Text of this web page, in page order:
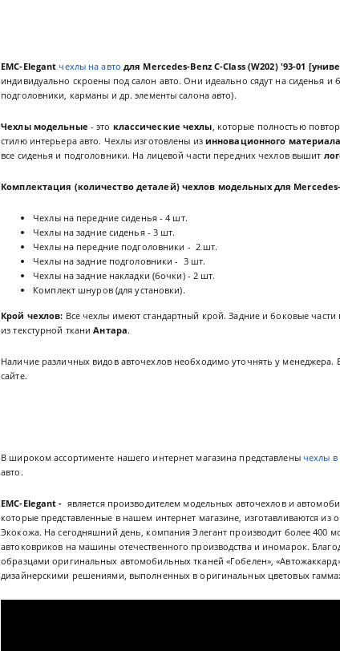
EMC-Elegantчехлы на авто для Mercedes-Benz C-Class (W202) '93-01
индивидуально скроены под салон авто. Они идеально сядут на сиденья
подголовники, карманы и др. элементы салона авто).
Чехлы модельные - это классические чехлы, которые полностью
стилю интерьера авто. Чехлы изготовлены из инновационного
все сиденья и подголовники. На лицевой части передних чехлов вышит
Комплектация (количество деталей) чехлов модельных для Mercedes-
Чехлы на передние сиденья - 4 шт.
Чехлы на задние сиденья - 3 шт.
Чехлы на передние подголовники - 2 шт.
Чехлы на задние подголовники - 3 шт.
Чехлы на задние накладки (бочки) - 2 шт.
Комплект шнуров (для установки).
Крой чехлов: Все чехлы имеют стандартный крой. Задние и боковые
из текстурной тканиАнтара.
Наличие различных видов авточехлов необходимо уточнять у
сайте.
В широком ассортименте нашего интернет магазина представлены чехлы в
авто.
EMC-Elegant - является производителем модельных авточехлов и
которые представленные в нашем интернет магазине, изготавливаются
Экокожа. На сегодняшний день, компания Элегант производит более 400
автоковриков на машины отечественного производства и иномарок.
образцами оригинальных автомобильных тканей «Гобелен»,
дизайнерскими решениями, выполненных в оригинальных цветовых